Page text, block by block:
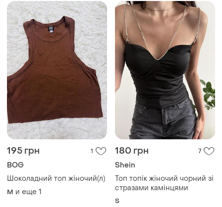
195 грн 1
BOG
Шоколадний топ жіночий(л)
M и еще 1
180 грн 7
Shein
Топ топік жіночий чорний зі
стразами камінцями
S